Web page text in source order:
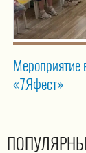
Мероприятие
«7Яфест»